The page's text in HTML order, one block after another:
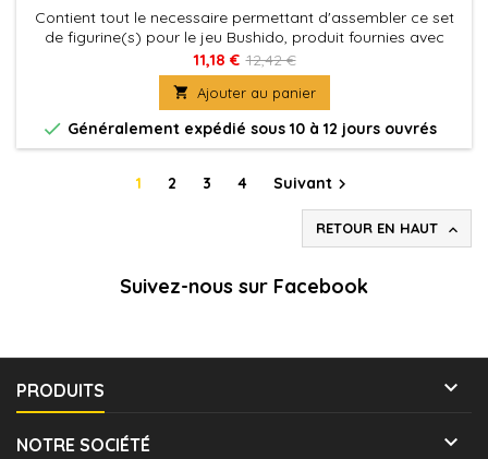
Contient tout le necessaire permettant d'assembler ce set
de figurine(s) pour le jeu Bushido, produit fournies avec
leurs socles en plastique. Figurine(s) à peindre et à
assembler
11,18 € 12,42 €
 Ajouter au panier
 Généralement expédié sous 10 à 12 jours ouvrés
1 2 3 4 Suivant 
RETOUR EN HAUT 
Suivez-nous sur Facebook
PRODUITS 
NOTRE SOCIÉTÉ 